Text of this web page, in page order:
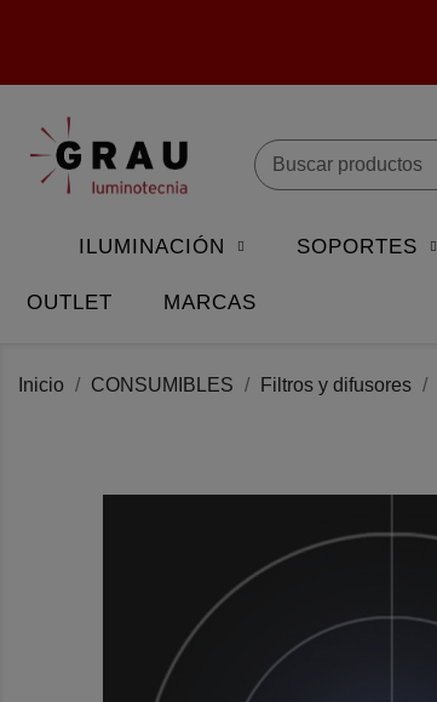
ILUMINACIÓN SOPORTES
OUTLET MARCAS
Inicio CONSUMIBLES Filtros y difusores